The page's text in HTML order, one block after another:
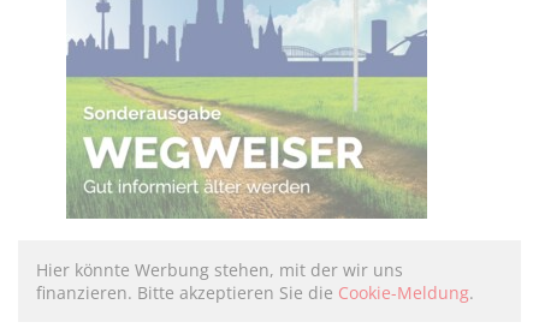
Hier könnte Werbung stehen, mit der wir uns
finanzieren. Bitte akzeptieren Sie die Cookie-Meldung.